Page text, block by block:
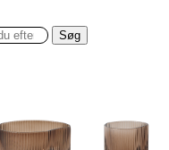
Søg